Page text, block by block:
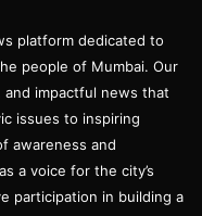
platform dedicated to
people of Mumbai. Our
impactful news that
issues to inspiring
awareness and
a voice for the city’s
participation in building a